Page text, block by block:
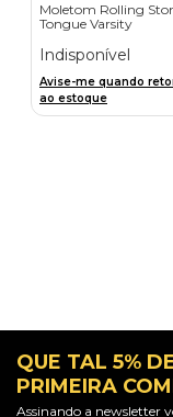
Moletom Rolling
Tongue Varsity
Indisponível
Avise-me quando
ao estoque
QUE TAL 5%
PRIMEIRA
Assinando a newsletter